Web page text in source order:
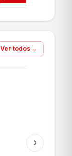
Ver todos →